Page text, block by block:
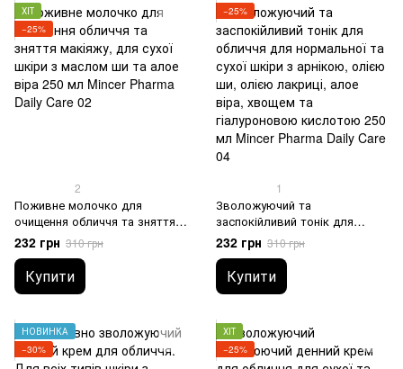
ХІТ
−25%
2
Поживне молочко для
очищення обличчя та зняття
макіяжу, для сухої шкіри з
маслом ши та алое віра 250
мл Mincer Pharma Daily Care 02
232 грн 310 грн
Купити
−25%
1
Зволожуючий та
заспокійливий тонік для
обличчя для нормальної та
сухої шкіри з арнікою, олією
ши, олією лакриці, алое віра,
хвощем та гіалуроновою
Pharma Daily Care 04
232 грн 310 грн
Купити
НОВИНКА
−30%
ХІТ
−25%